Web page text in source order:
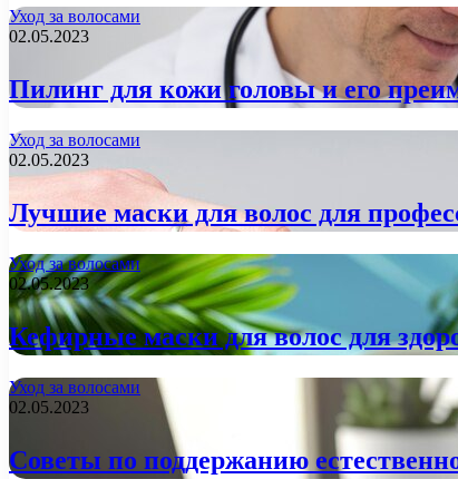
Уход за волосами
02.05.2023
Пилинг для кожи головы и его
Уход за волосами
02.05.2023
Лучшие маски для волос для
Уход за волосами
02.05.2023
Кефирные маски для волос для
Уход за волосами
02.05.2023
Советы по поддержанию